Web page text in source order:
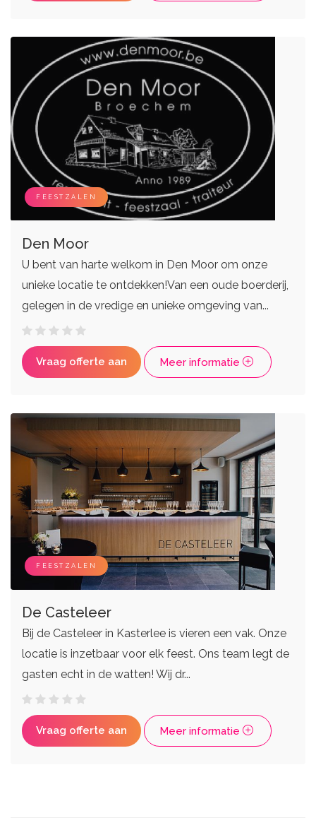
FEESTZALEN
Den Moor
U bent van harte welkom in Den Moor om onze
unieke locatie te ontdekken!Van een oude boerderij,
gelegen in de vredige en unieke omgeving van...
Vraag offerte aan Meer informatie
FEESTZALEN
De Casteleer
Bij de Casteleer in Kasterlee is vieren een vak. Onze
locatie is inzetbaar voor elk feest. Ons team legt de
gasten echt in de watten! Wij dr...
Vraag offerte aan Meer informatie